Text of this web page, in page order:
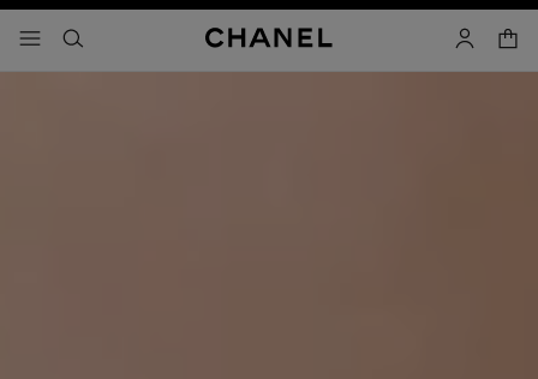
- navegación principal
buscar cuenta
carrito